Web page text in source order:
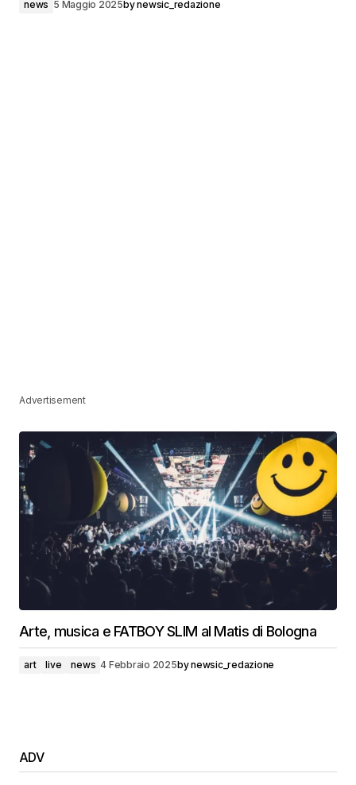
news 5 Maggio 2025bynewsic_redazione
Advertisement
Arte, musica e FATBOY SLIM al Matis di Bologna
art live news 4 Febbraio 2025bynewsic_redazione
ADV